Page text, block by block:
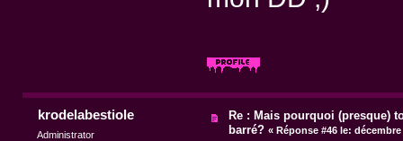
krodelabestiole
Administrator
Re : Mais pourquoi (presque)
barré? «Réponse #46 le: décembre